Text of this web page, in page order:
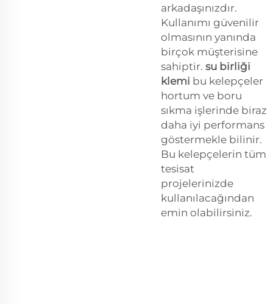
arkadaşınızdır.
Kullanımı güvenilir
olmasının yanında
birçok müşterisine
sahiptir. su birliği
klemi bu kelepçeler
hortum ve boru
sıkma işlerinde biraz
daha iyi performans
göstermekle bilinir.
Bu kelepçelerin tüm
tesisat
projelerinizde
kullanılacağından
emin olabilirsiniz.